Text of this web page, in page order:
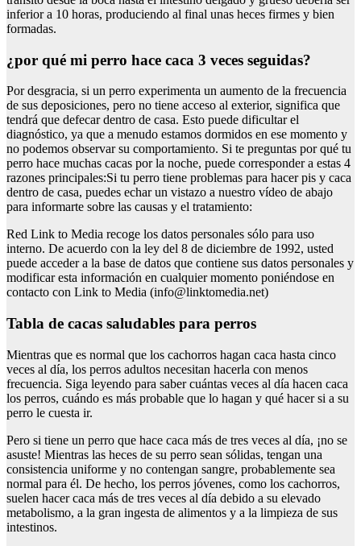
inferior a 10 horas, produciendo al final unas heces firmes y bien
formadas.
¿por qué mi perro hace caca 3 veces seguidas?
Por desgracia, si un perro experimenta un aumento de la frecuencia
de sus deposiciones, pero no tiene acceso al exterior, significa que
tendrá que defecar dentro de casa. Esto puede dificultar el
diagnóstico, ya que a menudo estamos dormidos en ese momento y
no podemos observar su comportamiento. Si te preguntas por qué tu
perro hace muchas cacas por la noche, puede corresponder a estas 4
razones principales:Si tu perro tiene problemas para hacer pis y caca
dentro de casa, puedes echar un vistazo a nuestro vídeo de abajo
para informarte sobre las causas y el tratamiento:
Red Link to Media recoge los datos personales sólo para uso
interno. De acuerdo con la ley del 8 de diciembre de 1992, usted
puede acceder a la base de datos que contiene sus datos personales y
modificar esta información en cualquier momento poniéndose en
contacto con Link to Media (info@linktomedia.net)
Tabla de cacas saludables para perros
Mientras que es normal que los cachorros hagan caca hasta cinco
veces al día, los perros adultos necesitan hacerla con menos
frecuencia. Siga leyendo para saber cuántas veces al día hacen caca
los perros, cuándo es más probable que lo hagan y qué hacer si a su
perro le cuesta ir.
Pero si tiene un perro que hace caca más de tres veces al día, ¡no se
asuste! Mientras las heces de su perro sean sólidas, tengan una
consistencia uniforme y no contengan sangre, probablemente sea
normal para él. De hecho, los perros jóvenes, como los cachorros,
suelen hacer caca más de tres veces al día debido a su elevado
metabolismo, a la gran ingesta de alimentos y a la limpieza de sus
intestinos.